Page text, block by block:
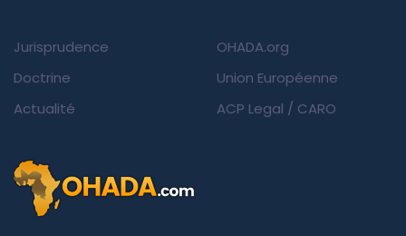
Jurisprudence
Doctrine
Actualité
OHADA.org
Union Européenne
ACP Legal / CARO